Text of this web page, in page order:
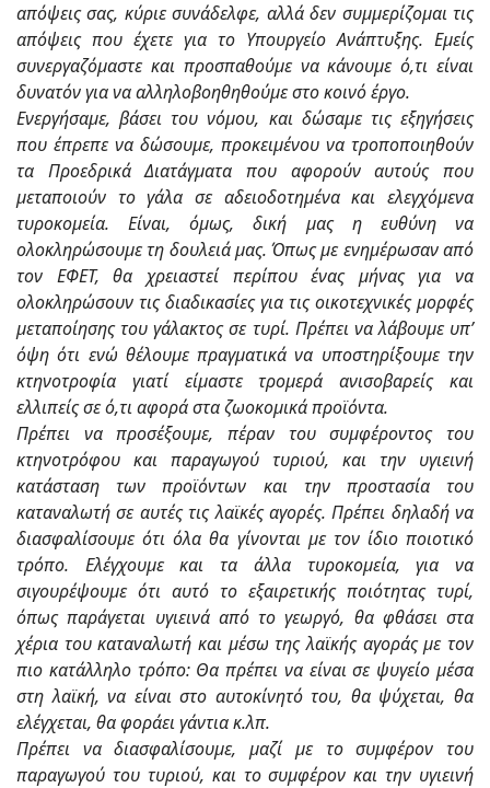
απόψεις σας, κύριε συνάδελφε, αλλά δεν συμμερίζομαι τις
απόψεις που έχετε για το Υπουργείο Ανάπτυξης. Εμείς
συνεργαζόμαστε και προσπαθούμε να κάνουμε ό,τι είναι
δυνατόν για να αλληλοβοηθηθούμε στο κοινό έργο.
Ενεργήσαμε, βάσει του νόμου, και δώσαμε τις εξηγήσεις
που έπρεπε να δώσουμε, προκειμένου να τροποποιηθούν
τα Προεδρικά Διατάγματα που αφορούν αυτούς που
μεταποιούν το γάλα σε αδειοδοτημένα και ελεγχόμενα
τυροκομεία. Είναι, όμως, δική μας η ευθύνη να
ολοκληρώσουμε τη δουλειά μας. Όπως με ενημέρωσαν από
τον ΕΦΕΤ, θα χρειαστεί περίπου ένας μήνας για να
ολοκληρώσουν τις διαδικασίες για τις οικοτεχνικές μορφές
μεταποίησης του γάλακτος σε τυρί. Πρέπει να λάβουμε υπ’
όψη ότι ενώ θέλουμε πραγματικά να υποστηρίξουμε την
κτηνοτροφία γιατί είμαστε τρομερά ανισοβαρείς και
ελλιπείς σε ό,τι αφορά στα ζωοκομικά προϊόντα.
Πρέπει να προσέξουμε, πέραν του συμφέροντος του
κτηνοτρόφου και παραγωγού τυριού, και την υγιεινή
κατάσταση των προϊόντων και την προστασία του
καταναλωτή σε αυτές τις λαϊκές αγορές. Πρέπει δηλαδή να
διασφαλίσουμε ότι όλα θα γίνονται με τον ίδιο ποιοτικό
τρόπο. Ελέγχουμε και τα άλλα τυροκομεία, για να
σιγουρέψουμε ότι αυτό το εξαιρετικής ποιότητας τυρί,
όπως παράγεται υγιεινά από το γεωργό, θα φθάσει στα
χέρια του καταναλωτή και μέσω της λαϊκής αγοράς με τον
πιο κατάλληλο τρόπο: Θα πρέπει να είναι σε ψυγείο μέσα
στη λαϊκή, να είναι στο αυτοκίνητό του, θα ψύχεται, θα
ελέγχεται, θα φοράει γάντια κ.λπ.
Πρέπει να διασφαλίσουμε, μαζί με το συμφέρον του
παραγωγού του τυριού, και το συμφέρον και την υγιεινή